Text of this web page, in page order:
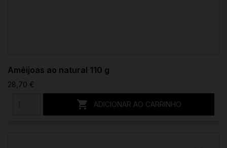
Amêijoas ao natural 110 g
28,70 €
 ADICIONAR AO CARRINHO